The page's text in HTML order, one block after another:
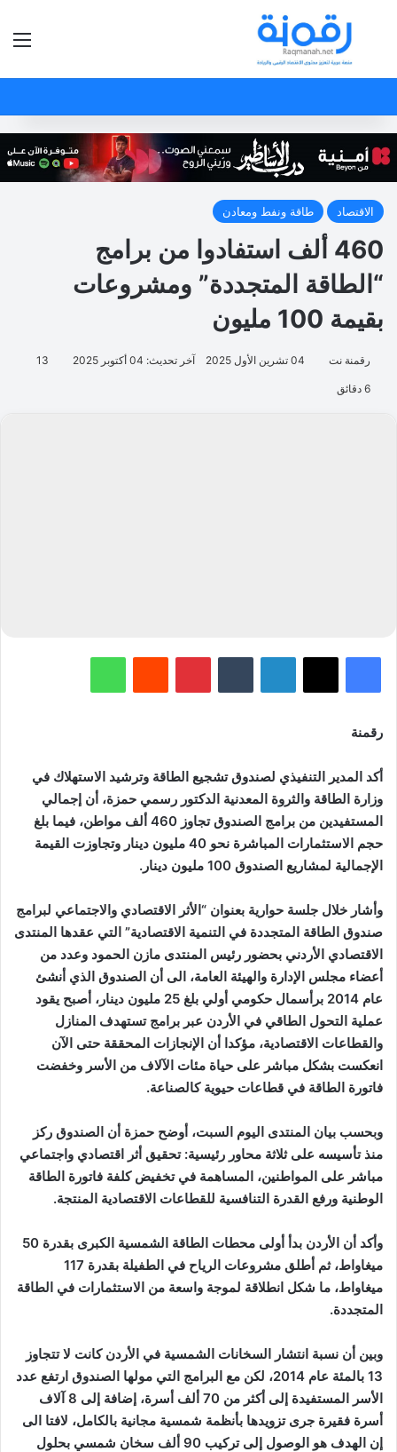
بحث عن
الاقتصاد طاقة ونفط ومعادن
460 ألف استفادوا من برامج
“الطاقة المتجددة” ومشروعات
بقيمة 100 مليون
رقمنة نت 04 تشرين الأول 2025 آخر تحديث: 04 أكتوبر 2025 13
فيسبوك لينكدإن بينتيريست
رقمنة
أكد المدير التنفيذي لصندوق تشجيع الطاقة وترشيد الاستهلاك في
وزارة الطاقة والثروة المعدنية الدكتور رسمي حمزة، أن إجمالي
المستفيدين من برامج الصندوق تجاوز 460 ألف مواطن، فيما بلغ
حجم الاستثمارات المباشرة نحو 40 مليون دينار وتجاوزت القيمة
الإجمالية لمشاريع الصندوق 100 مليون دينار.
وأشار خلال جلسة حوارية بعنوان “الأثر الاقتصادي والاجتماعي لبرامج
صندوق الطاقة المتجددة في التنمية الاقتصادية” التي عقدها المنتدى
الاقتصادي الأردني بحضور رئيس المنتدى مازن الحمود وعدد من
أعضاء مجلس الإدارة والهيئة العامة، الى أن الصندوق الذي أنشئ
عام 2014 برأسمال حكومي أولي بلغ 25 مليون دينار، أصبح يقود
عملية التحول الطاقي في الأردن عبر برامج تستهدف المنازل
والقطاعات الاقتصادية، مؤكدا أن الإنجازات المحققة حتى الآن
انعكست بشكل مباشر على حياة مئات الآلاف من الأسر وخفضت
فاتورة الطاقة في قطاعات حيوية كالصناعة.
وبحسب بيان المنتدى اليوم السبت، أوضح حمزة أن الصندوق ركز
منذ تأسيسه على ثلاثة محاور رئيسية: تحقيق أثر اقتصادي واجتماعي
مباشر على المواطنين، المساهمة في تخفيض كلفة فاتورة الطاقة
الوطنية ورفع القدرة التنافسية للقطاعات الاقتصادية المنتجة.
وأكد أن الأردن بدأ أولى محطات الطاقة الشمسية الكبرى بقدرة 50
ميغاواط، ثم أطلق مشروعات الرياح في الطفيلة بقدرة 117
ميغاواط، ما شكل انطلاقة لموجة واسعة من الاستثمارات في الطاقة
المتجددة.
وبين أن نسبة انتشار السخانات الشمسية في الأردن كانت لا تتجاوز
13 بالمئة عام 2014، لكن مع البرامج التي مولها الصندوق ارتفع عدد
الأسر المستفيدة إلى أكثر من 70 ألف أسرة، إضافة إلى 8 آلاف
أسرة فقيرة جرى تزويدها بأنظمة شمسية مجانية بالكامل، لافتا الى
إن الهدف هو الوصول إلى تركيب 90 ألف سخان شمسي بحلول